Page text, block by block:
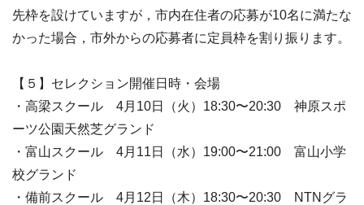
先枠を設けていますが，市内在住者の応募が10名に満たな
かった場合，市外からの応募者に定員枠を割り振ります。
【５】セレクション開催日時・会場
・高梁スクール 4月10日（火）18:30〜20:30 神原スポ
ーツ公園天然芝グランド
・富山スクール 4月11日（水）19:00〜21:00 富山小学
校グランド
・備前スクール 4月12日（木）18:30〜20:30 NTNグラ